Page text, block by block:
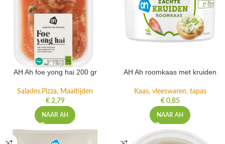
AH Ah foe yong hai 200 gr
Salades,Pizza, Maaltijden
€2,79
NAAR AH
AH Ah roomkaas met kruiden
Kaas, vleeswaren, tapas
€0,85
NAAR AH